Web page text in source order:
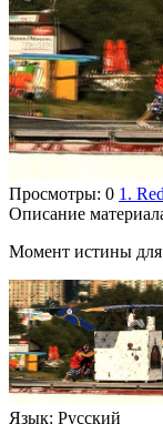
Просмотры: 0 1.
Описание
Момент истины
Язык: Русский